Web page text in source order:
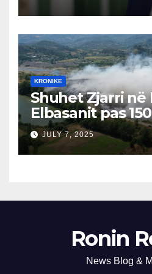
Përgjegjës
KRONIKE
Shuhet Zjarri në
Elbasanit pas
Fillon Vlerësimi
JULY 7, 2025
Ronin
News Blog &